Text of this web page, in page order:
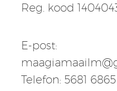
Reg. kood
E-post:
Telefon: 5681 6865